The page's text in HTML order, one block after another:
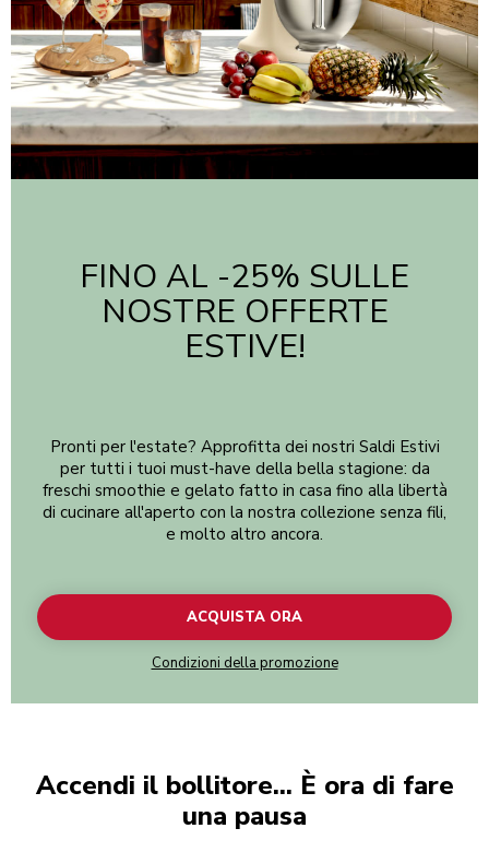
FINO AL -25% SULLE
NOSTRE OFFERTE
ESTIVE!
Pronti per l'estate? Approfitta dei nostri Saldi Estivi
per tutti i tuoi must-have della bella stagione: da
freschi smoothie e gelato fatto in casa fino alla libertà
di cucinare all'aperto con la nostra collezione senza fili,
e molto altro ancora.
ACQUISTA ORA
Condizioni della promozione
Accendi il bollitore... È ora di fare
una pausa